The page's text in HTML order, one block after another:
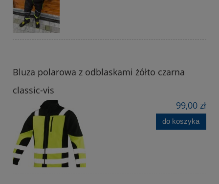
Bluza polarowa z odblaskami żółto czarna
classic-vis
99,00 zł
do koszyka